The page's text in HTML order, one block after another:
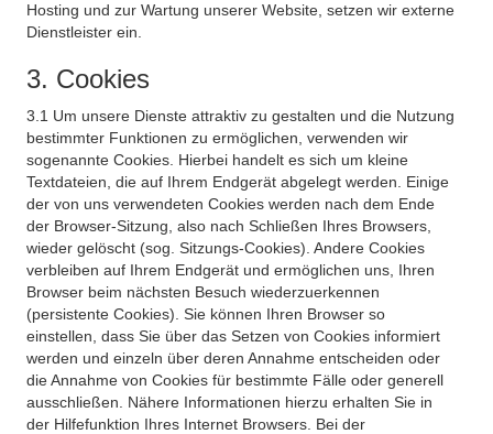
Hosting und zur Wartung unserer Website, setzen wir externe
Dienstleister ein.
3. Cookies
3.1 Um unsere Dienste attraktiv zu gestalten und die Nutzung
bestimmter Funktionen zu ermöglichen, verwenden wir
sogenannte Cookies. Hierbei handelt es sich um kleine
Textdateien, die auf Ihrem Endgerät abgelegt werden. Einige
der von uns verwendeten Cookies werden nach dem Ende
der Browser-Sitzung, also nach Schließen Ihres Browsers,
wieder gelöscht (sog. Sitzungs-Cookies). Andere Cookies
verbleiben auf Ihrem Endgerät und ermöglichen uns, Ihren
Browser beim nächsten Besuch wiederzuerkennen
(persistente Cookies). Sie können Ihren Browser so
einstellen, dass Sie über das Setzen von Cookies informiert
werden und einzeln über deren Annahme entscheiden oder
die Annahme von Cookies für bestimmte Fälle oder generell
ausschließen. Nähere Informationen hierzu erhalten Sie in
der Hilfefunktion Ihres Internet Browsers. Bei der